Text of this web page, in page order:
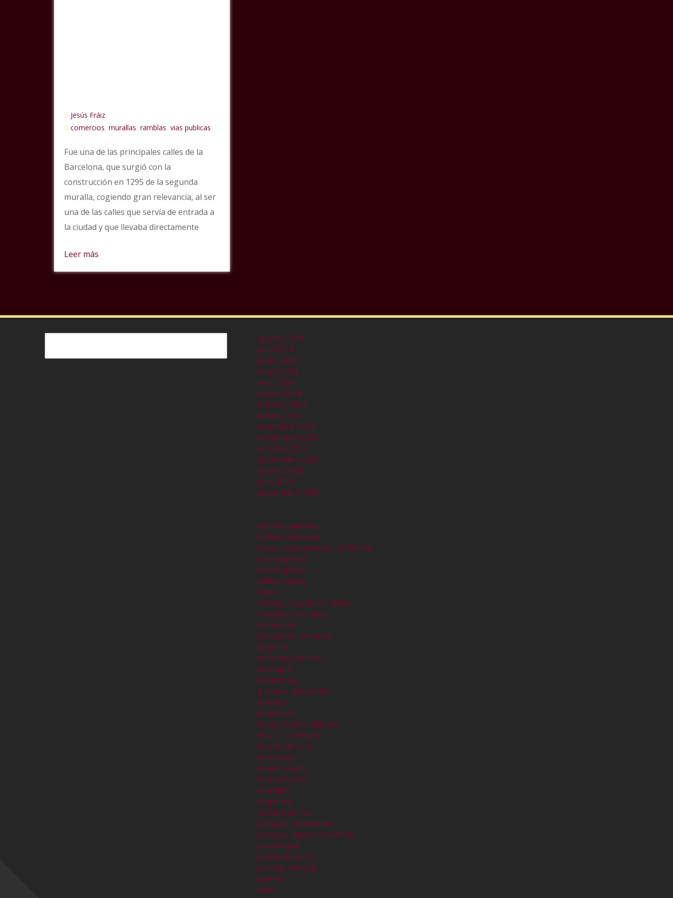
Jesús Fráiz
comercios, murallas, ramblas, vias publicas
Fue una de las principales calles de la
Barcelona, que surgió con la
construcción en 1295 de la segunda
muralla, cogiendo gran relevancia, al ser
una de las calles que servía de entrada a
la ciudad y que llevaba directamente
Leer más
agosto 2024
julio 2024
junio 2024
mayo 2024
abril 2024
marzo 2024
febrero 2024
enero 2024
diciembre 2023
noviembre 2023
octubre 2023
septiembre 2023
agosto 2023
julio 2023
septiembre 2000
acontecimientos
bailes y cabarets
bares, restaurantes, cafeterías
barraquismo
barrio gótico
calles, plazas
cines
clinicas, hospitales, asilos
colegios y escuelas
comercios
conventos, templos
deporte
edificios publicos
eixample
estaciones
grandes almacenes
hoteles
industrias
instalaciones militares
INSTITUCIONES
locales de ocio
mercados
modernismo
monumentos
murallas
negocios
obras públicas
parques atracciones
parques, plazas y fuentes
personajes
plazas de toros
prensa, revistas
puerto
radio